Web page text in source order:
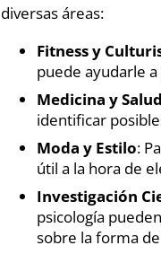
diversas áreas:
Fitness y
puede ayudarle
Medicina y Salud
identificar
Moda y Estilo:
útil a la hora de
Investigación
psicología
sobre la forma